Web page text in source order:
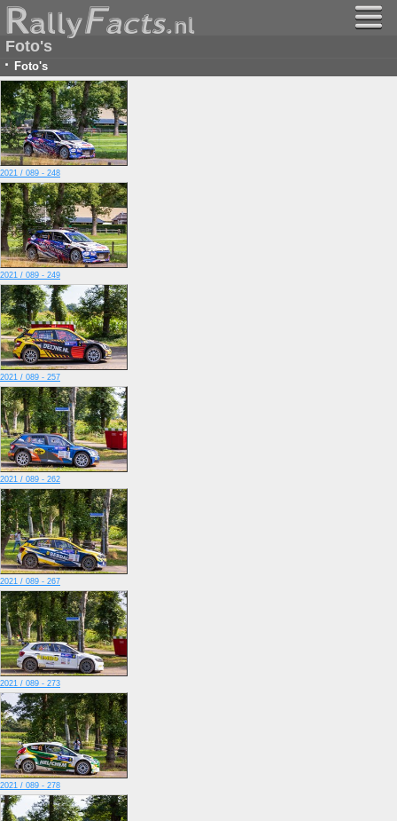
Foto's
· Foto's
2021 / 089 - 248
2021 / 089 - 249
2021 / 089 - 257
2021 / 089 - 262
2021 / 089 - 267
2021 / 089 - 273
2021 / 089 - 278